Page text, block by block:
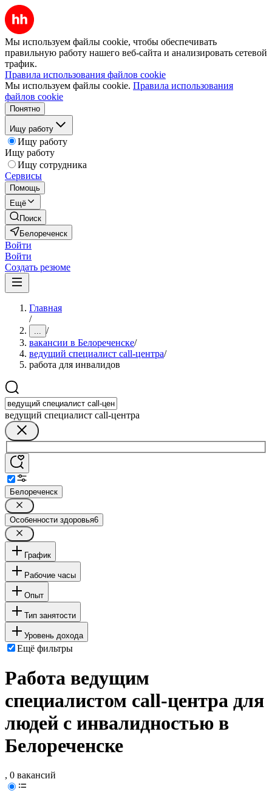
Мы используем файлы cookie, чтобы обеспечивать
правильную работу нашего веб-сайта и анализировать сетевой
трафик.
Правила использования файлов cookie
Мы используем файлы cookie. Правила использования
файлов cookie
Понятно
Ищу работу
Ищу работу
Ищу работу
Ищу сотрудника
Сервисы
Помощь
Ещё
Поиск
Белореченск
Войти
Войти
Создать резюме
Главная
/
... /
вакансии в Белореченске/
ведущий специалист call-центра/
работа для инвалидов
ведущий специалист call-центра
Белореченск
Особенности здоровья6
График
Рабочие часы
Опыт
Тип занятости
Уровень дохода
Ещё фильтры
Работа ведущим
специалистом call-центра для
людей с инвалидностью в
Белореченске
, 0 вакансий